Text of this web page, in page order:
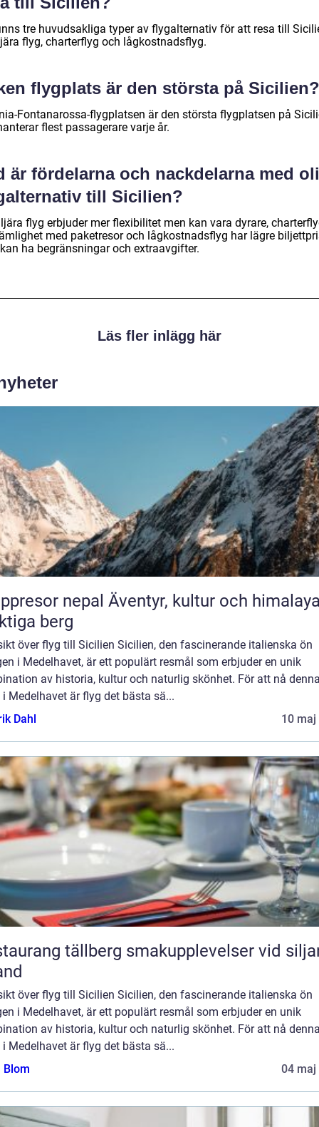
tre huvudsakliga typer av flygalternativ för att resa till
flyg, charterflyg och lågkostnadsflyg.
flygplats är den största på Sicilien?
Fontanarossa-flygplatsen är den största flygplatsen på
flest passagerare varje år.
är fördelarna och nackdelarna med
till Sicilien?
flyg erbjuder mer flexibilitet men kan vara dyrare,
med paketresor och lågkostnadsflyg har lägre
ha begränsningar och extraavgifter.
Läs fler inlägg här
nepal Äventyr, kultur och himalayas
berg
över flyg till Sicilien Sicilien, den fascinerande italienska ön
i Medelhavet, är ett populärt resmål som erbjuder en unik
av historia, kultur och naturlig skönhet. För att nå
Medelhavet är flyg det bästa sä...
Dahl
10 maj
tällberg smakupplevelser vid siljans
över flyg till Sicilien Sicilien, den fascinerande italienska ön
i Medelhavet, är ett populärt resmål som erbjuder en unik
av historia, kultur och naturlig skönhet. För att nå
Medelhavet är flyg det bästa sä...
Blom
04 maj